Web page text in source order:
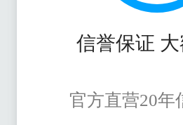
信誉保证
官方直营20年